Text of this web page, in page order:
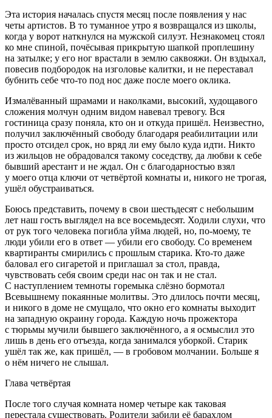
Эта история началась спустя месяц после появления у нас
четы артистов. В то туманное утро я возвращался из школы,
когда у ворот наткнулся на мужской силуэт. Незнакомец стоял
ко мне спиной, почёсывая прикрытую шапкой проплешину
на затылке; у его ног врастали в землю саквояжи. Он вздыхал,
повесив подбородок на изголовье калитки, и не переставал
бубнить себе что-то под нос даже после моего оклика.
Измалёванный шрамами и наколками, высокий, худощавого
сложения молчун одним видом навевал тревогу. Вся
гостиница сразу поняла, кто он и откуда пришёл. Неизвестно,
получил заключённый свободу благодаря реабилитации или
просто отсидел срок, но вряд ли ему было куда идти. Никто
из жильцов не обрадовался такому соседству, да любви к себе
бывший арестант и не ждал. Он с благодарностью взял
у моего отца ключи от четвёртой комнаты и, никого не трогая,
ушёл обустраиваться.
Боюсь представить, почему в свои шестьдесят с небольшим
лет наш гость выглядел на все восемьдесят. Ходили слухи, что
от рук того человека погибла уйма людей, но, по-моему, те
люди убили его в ответ — убили его свободу. Со временем
квартиранты смирились с прошлым старика. Кто-то даже
баловал его сигаретой и приглашал за стол, правда,
чувствовать себя своим среди нас он так и не стал.
С наступлением темноты горемыка слёзно бормотал
Всевышнему покаянные молитвы. Это длилось почти месяц,
и никого в доме не смущало, что окно его комнаты выходит
на западную окраину города. Каждую ночь прожектора
с тюрьмы мучили бывшего заключённого, а я осмыслил это
лишь в день его отъезда, когда занимался уборкой. Старик
ушёл так же, как пришёл, — в гробовом молчании. Больше я
о нём ничего не слышал.
Глава четвёртая
После того случая комната номер четыре как таковая
перестала существовать. Родители забили её барахлом